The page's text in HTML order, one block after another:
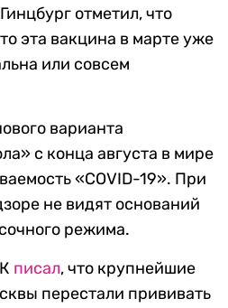
отметил, что
эта вакцина в марте уже
или совсем
варианта
с конца августа в мире
«СOVID-19». При
не видят оснований
режима.
писал, что крупнейшие
перестали прививать